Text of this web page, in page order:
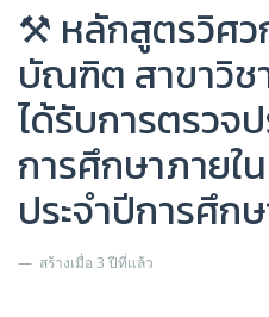
⚒ หลักสูตรวิศว
บัณฑิต สาขาวิช
ได้รับการตรวจ
การศึกษาภายใ
ประจำปีการศึก
สร้างเมื่อ 3 ปีที่แล้ว